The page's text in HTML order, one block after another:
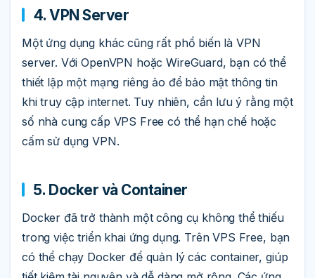
4. VPN Server
Một ứng dụng khác cũng rất phổ biến là VPN
server. Với OpenVPN hoặc WireGuard, bạn có thể
thiết lập một mạng riêng ảo để bảo mật thông tin
khi truy cập internet. Tuy nhiên, cần lưu ý rằng một
số nhà cung cấp VPS Free có thể hạn chế hoặc
cấm sử dụng VPN.
5. Docker và Container
Docker đã trở thành một công cụ không thể thiếu
trong việc triển khai ứng dụng. Trên VPS Free, bạn
có thể chạy Docker để quản lý các container, giúp